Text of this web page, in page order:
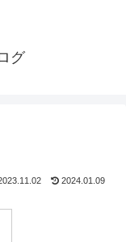
グ
2024.01.09